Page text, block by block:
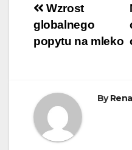
Nawigacja
wpisu
Wzrost
globalnego
popytu na mleko
By